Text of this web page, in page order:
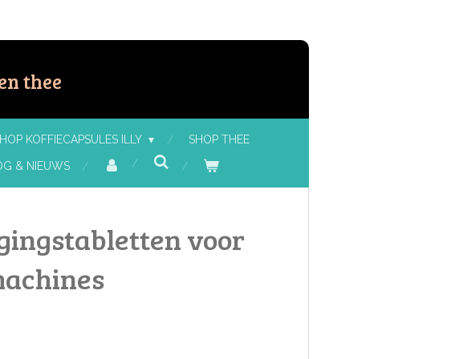
thee
KOFFIECAPSULES ILLY SHOP THEE
& NIEUWS
voor